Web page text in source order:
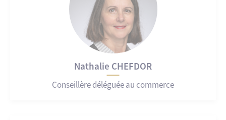
Nathalie CHEFDOR
Conseillère déléguée au commerce